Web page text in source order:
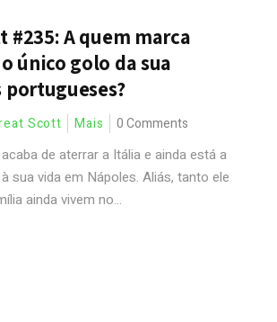
#235: A quem marca
único golo da sua
Scott Mais 0 Comments
de aterrar a Itália e ainda está a
sua vida em Nápoles. Aliás, tanto ele
ainda vivem no...